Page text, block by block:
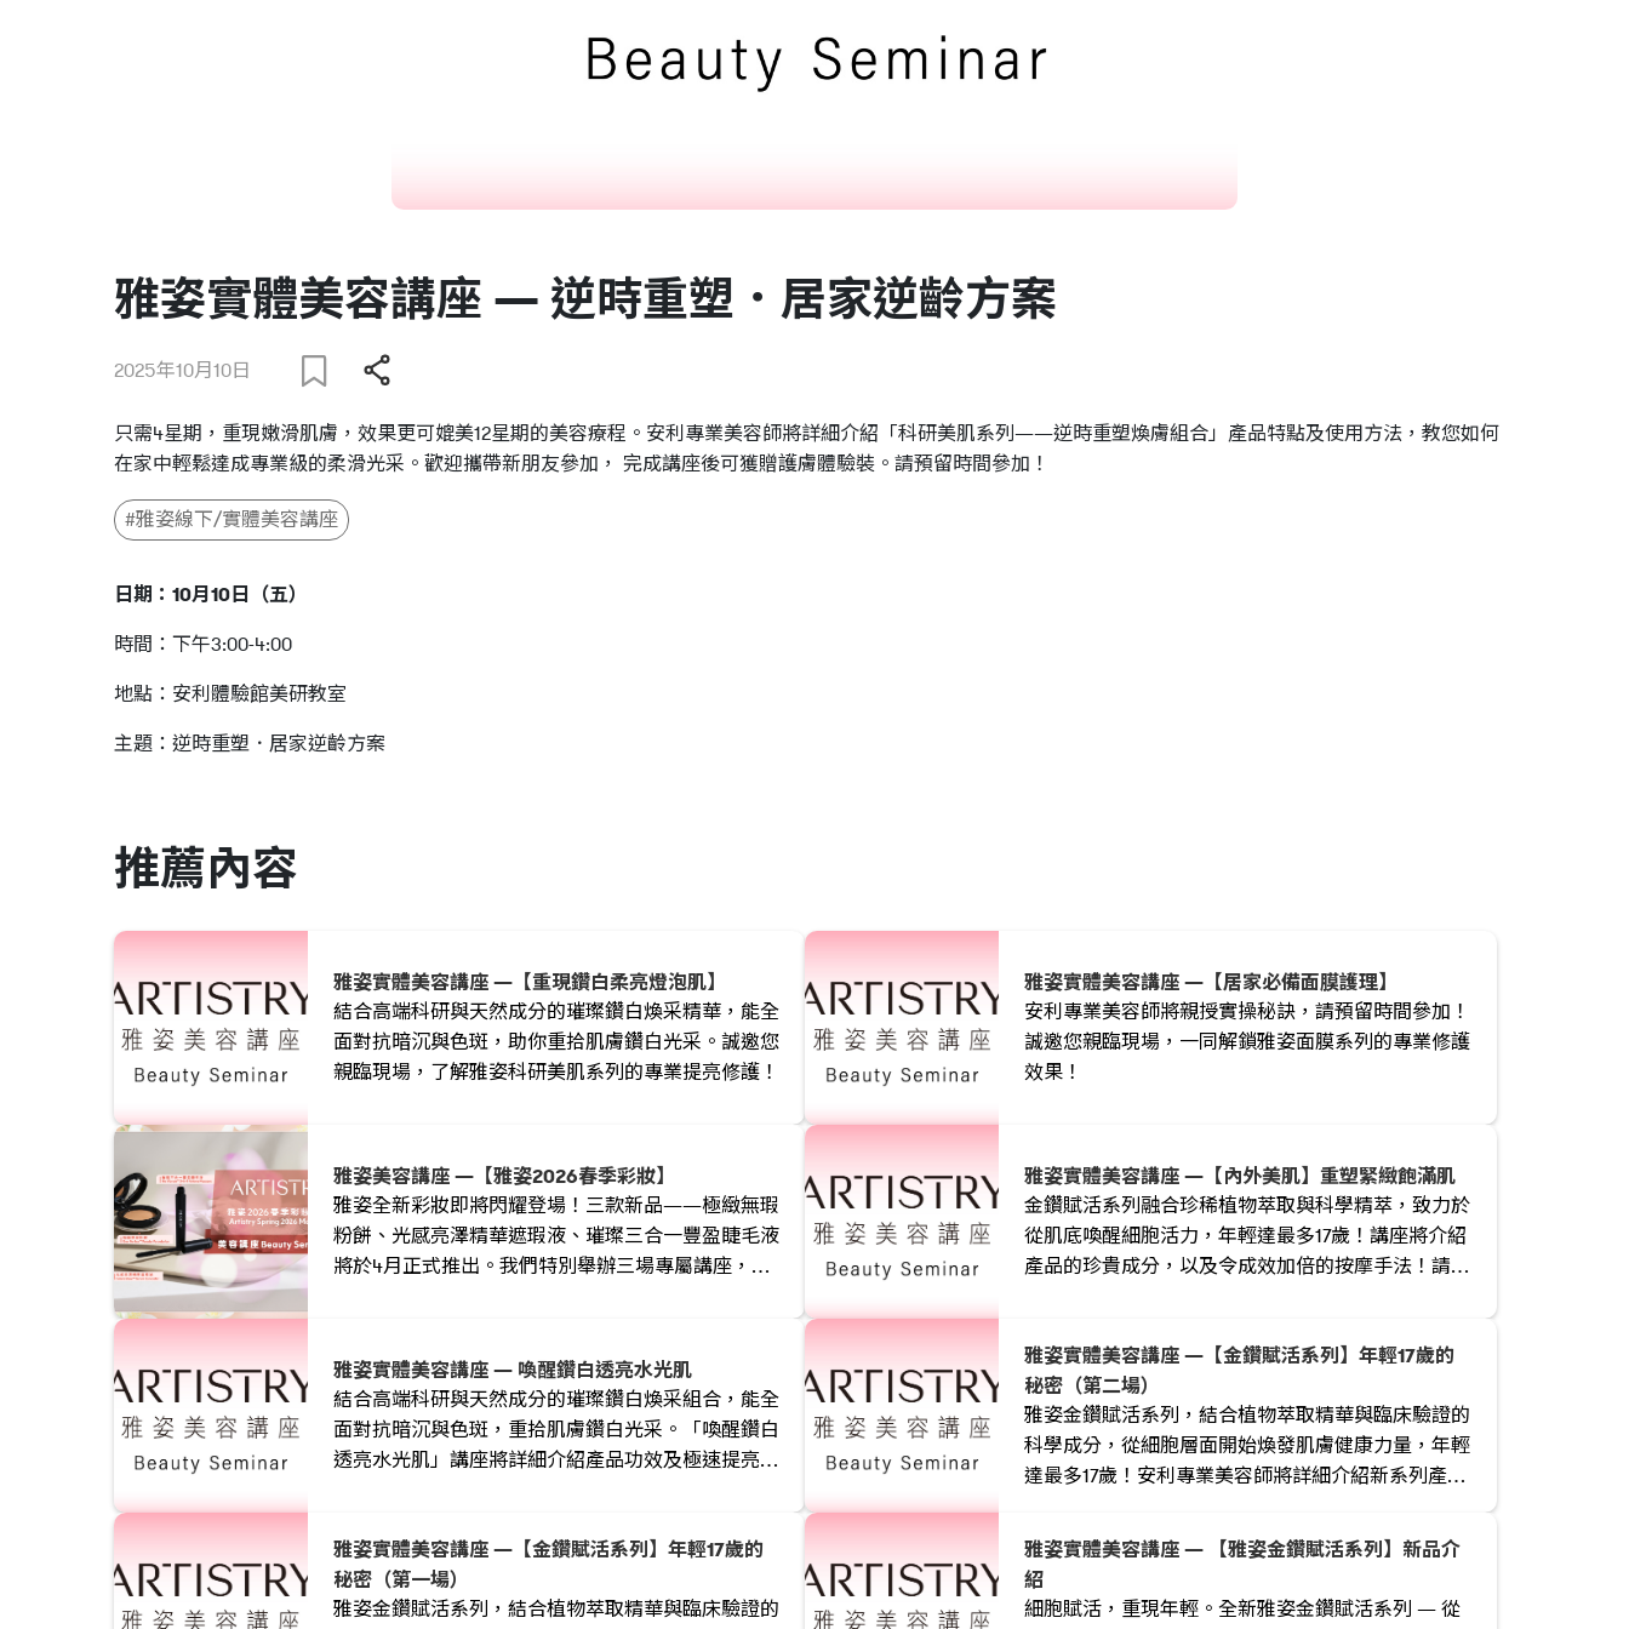
雅姿實體美容講座 — 逆時重塑．居家逆齡方案
2025年10月10日
只需4星期，重現嫩滑肌膚，效果更可媲美12星期的美容療程。安利專業美容師將詳細介紹「科研美肌系列——逆時重塑煥膚組合」產品特點及使用方法，教您如何
在家中輕鬆達成專業級的柔滑光采。歡迎攜帶新朋友參加， 完成講座後可獲贈護膚體驗裝。請預留時間參加！
#雅姿線下/實體美容講座
日期：10月10日（五）
時間：下午3:00-4:00
地點：安利體驗館美研教室
主題：逆時重塑．居家逆齡方案
推薦內容
雅姿實體美容講座 —【重現鑽白柔亮燈泡肌】
結合高端科研與天然成分的璀璨鑽白煥采精華，能全
面對抗暗沉與色斑，助你重拾肌膚鑽白光采。誠邀您
親臨現場，了解雅姿科研美肌系列的專業提亮修護！
雅姿實體美容講座 —【居家必備面膜護理】
安利專業美容師將親授實操秘訣，請預留時間參加！
誠邀您親臨現場，一同解鎖雅姿面膜系列的專業修護
效果！
雅姿美容講座 —【雅姿2026春季彩妝】
雅姿全新彩妝即將閃耀登場！三款新品——極緻無瑕
粉餅、光感亮澤精華遮瑕液、璀璨三合一豐盈睫毛液
將於4月正式推出。我們特別舉辦三場專屬講座，現
雅姿實體美容講座 —【內外美肌】重塑緊緻飽滿肌
金鑽賦活系列融合珍稀植物萃取與科學精萃，致力於
從肌底喚醒細胞活力，年輕達最多17歲！講座將介紹
產品的珍貴成分，以及令成效加倍的按摩手法！請預
雅姿實體美容講座 — 喚醒鑽白透亮水光肌
結合高端科研與天然成分的璀璨鑽白煥采組合，能全
面對抗暗沉與色斑，重拾肌膚鑽白光采。「喚醒鑽白
透亮水光肌」講座將詳細介紹產品功效及極速提亮秘
雅姿實體美容講座 —【金鑽賦活系列】年輕17歲的
秘密（第二場）
雅姿金鑽賦活系列，結合植物萃取精華與臨床驗證的
科學成分，從細胞層面開始煥發肌膚健康力量，年輕
達最多17歲！安利專業美容師將詳細介紹新系列產品
間參加！
雅姿實體美容講座 —【金鑽賦活系列】年輕17歲的
秘密（第一場）
雅姿金鑽賦活系列，結合植物萃取精華與臨床驗證的
雅姿實體美容講座 — 【雅姿金鑽賦活系列】新品介
紹
細胞賦活，重現年輕。全新雅姿金鑽賦活系列 — 從